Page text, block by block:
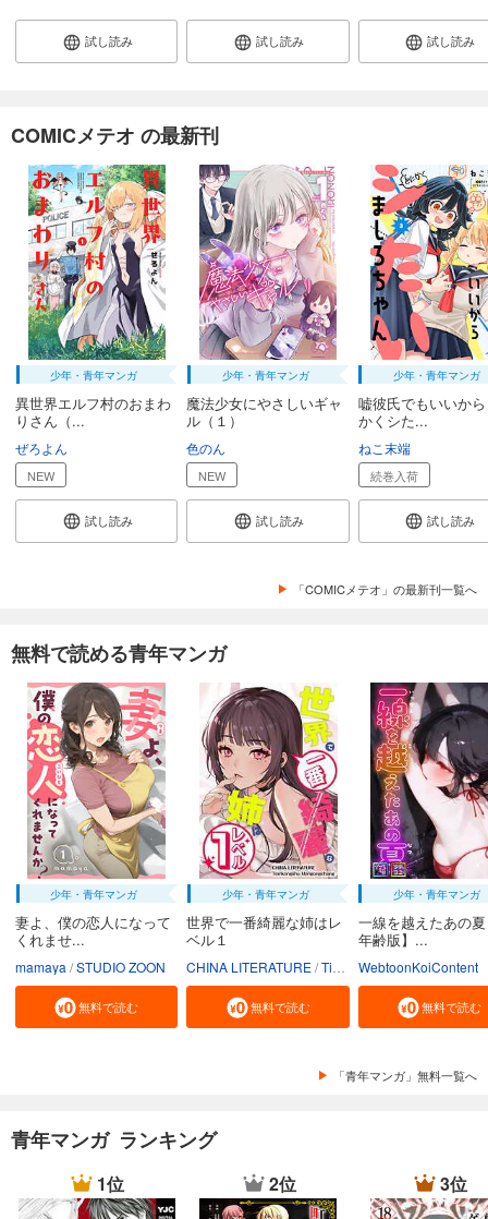
試し読み 試し読み 試し読み
COMICメテオ の最新刊
少年・青年マンガ
異世界エルフ村のおまわ
りさん（...
ぜろよん
NEW
試し読み
少年・青年マンガ
魔法少女にやさしいギャ
ル（１）
色のん
NEW
試し読み
少年・青年マンガ
嘘彼氏でもいいか
かくシた...
ねこ末端
続巻入荷
試し読み
「COMICメテオ」の最新刊一覧へ
無料で読める青年マンガ
少年・青年マンガ
妻よ、僕の恋人になって
くれませ...
mamaya STUDIO ZOON
無料で読む
少年・青年マンガ
世界で一番綺麗な姉はレ
ベル１
CHINA LITERATURE Tiankongshu Mangongchang
無料で読む
少年・青年マンガ
一線を越えたあの
年齢版】...
WebtoonKoiContent
無料で読む
「青年マンガ」無料一覧へ
青年マンガ ランキング
1位 2位 3位